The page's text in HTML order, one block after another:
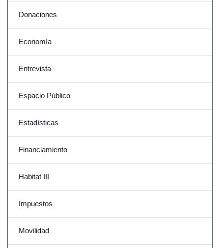
Donaciones
Economía
Entrevista
Espacio Público
Estadísticas
Financiamiento
Habitat III
Impuestos
Movilidad